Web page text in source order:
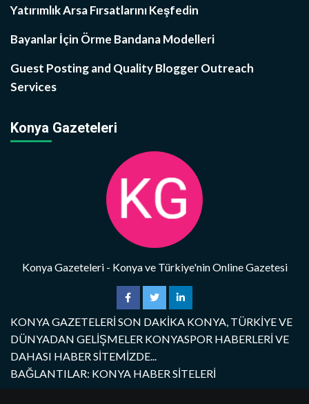
Yatırımlık Arsa Fırsatlarını Keşfedin
Bayanlar İçin Örme Bandana Modelleri
Guest Posting and Quality Blogger Outreach
Services
Konya Gazeteleri
Konya Gazeteleri - Konya ve Türkiye'nin Online Gazetesi
KONYA GAZETELERİ SON DAKİKA KONYA, TÜRKİYE VE
DÜNYADAN GELİŞMELER KONYASPOR HABERLERİ VE
DAHASI HABER SİTEMİZDE...
BAĞLANTILAR: KONYA HABER SİTELERİ